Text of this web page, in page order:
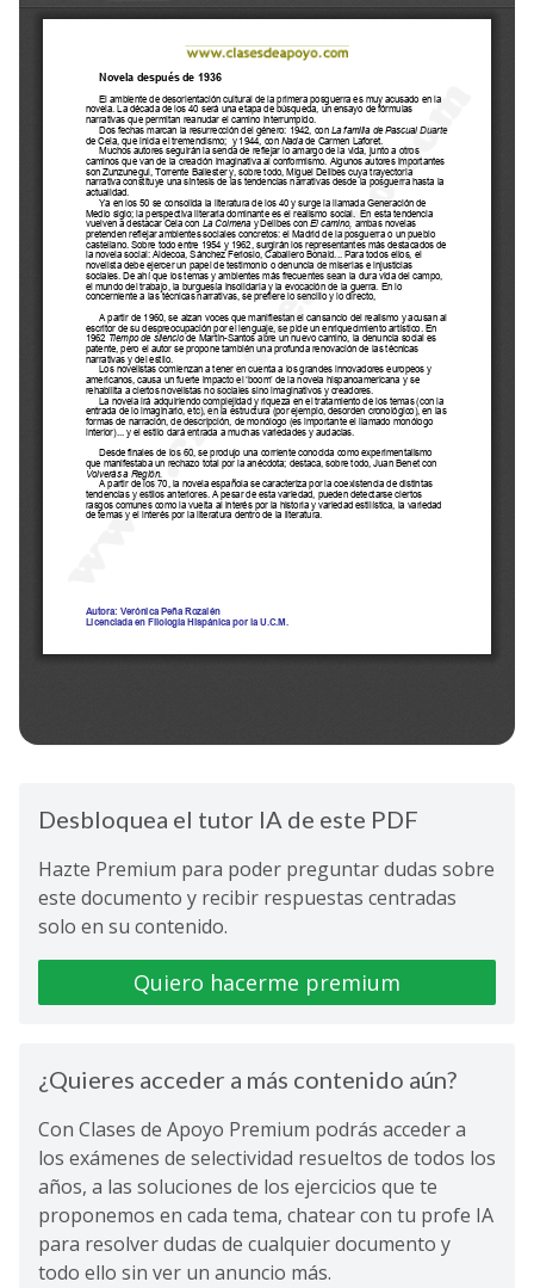
Desbloquea el tutor IA de este PDF
Hazte Premium para poder preguntar dudas sobre
este documento y recibir respuestas centradas
solo en su contenido.
Quiero hacerme premium
¿Quieres acceder a más contenido aún?
Con Clases de Apoyo Premium podrás acceder a
los exámenes de selectividad resueltos de todos los
años, a las soluciones de los ejercicios que te
proponemos en cada tema, chatear con tu profe IA
para resolver dudas de cualquier documento y
todo ello sin ver un anuncio más.